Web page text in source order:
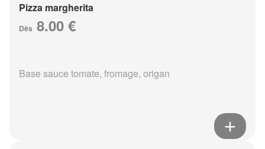
Pizza margherita
Dès 8.00 €
Base sauce tomate, fromage, origan